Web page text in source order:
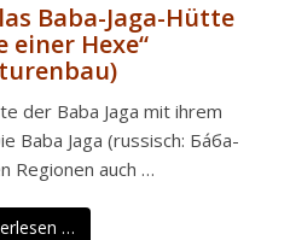
Baba-Jaga-Hütte
einer Hexe“
der Baba Jaga mit ihrem
Baba Jaga (russisch: Ба́ба-
Regionen auch …
…